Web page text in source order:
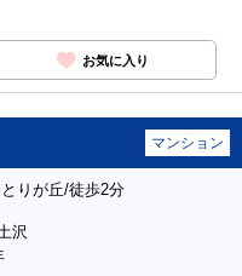
お気に入り
マンション
りが丘/徒歩2分
沢